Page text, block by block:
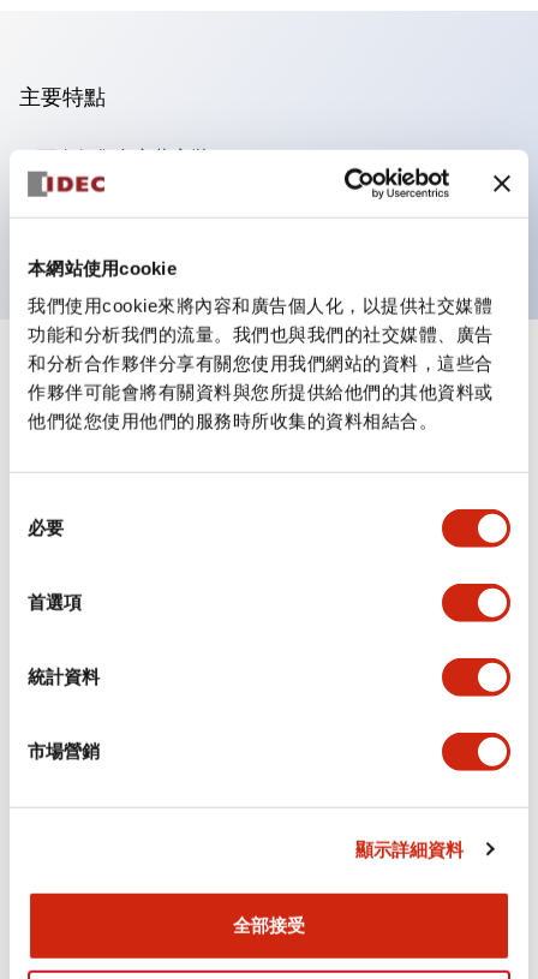
本網站使用cookie
我們使用cookie來將內容和廣告個人化，以提供社交媒體
功能和分析我們的流量。我們也與我們的社交媒體、廣告
和分析合作夥伴分享有關您使用我們網站的資料，這些合
作夥伴可能會將有關資料與您所提供給他們的其他資料或
他們從您使用他們的服務時所收集的資料相結合。
必要
首選項
統計資料
市場營銷
顯示詳細資料
全部接受
主要特點
可進行集合密著安裝
附鎖選擇開關採用高安全性的彈子鎖結構
規格 顯示全部
審美規範
安裝和安裝規範
認證與標準